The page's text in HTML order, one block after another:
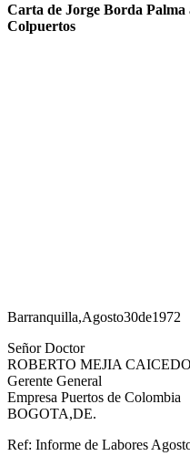
Carta de Jorge Borda Palma
Colpuertos
Barranquilla,Agosto30de1972
Señor Doctor
ROBERTO MEJIA CAICEDO
Gerente General
Empresa Puertos de Colombia
BOGOTA,DE.
Ref: Informe de Labores